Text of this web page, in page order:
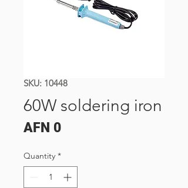
SKU: 10448
60W soldering iron
AFN 0Price
Quantity *